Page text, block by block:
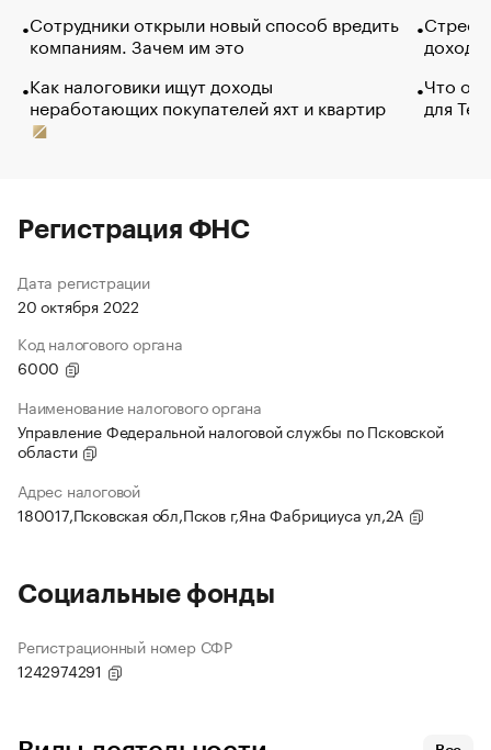
Сотрудники открыли новый способ вредить
компаниям. Зачем им это
Как налоговики ищут доходы
неработающих покупателей яхт и квартир
Что
для
Регистрация ФНС
Дата регистрации
20 октября 2022
Код налогового органа
6000
Наименование налогового органа
Управление Федеральной налоговой службы по Псковской
области
Адрес налоговой
180017,Псковская обл,Псков г,Яна Фабрициуса ул,2А
Социальные фонды
Регистрационный номер СФР
1242974291